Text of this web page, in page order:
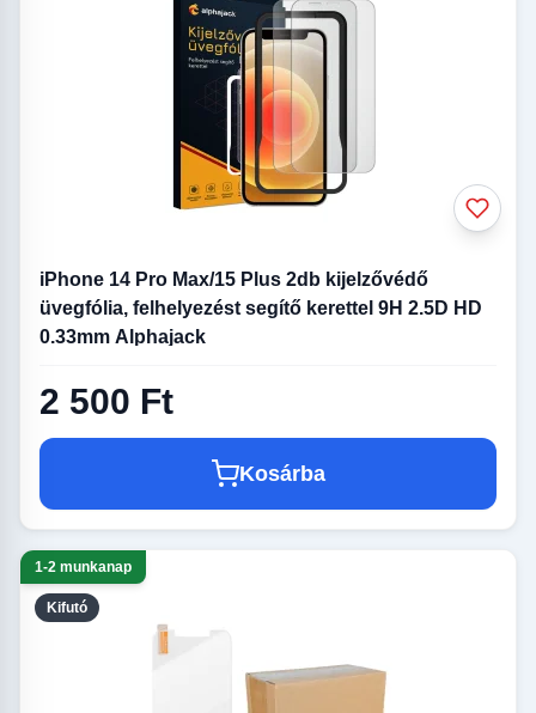
iPhone 14 Pro Max/15 Plus 2db kijelzővédő
üvegfólia, felhelyezést segítő kerettel 9H 2.5D HD
0.33mm Alphajack
2 500 Ft
Kosárba
Kifutó
1-2 munkanap